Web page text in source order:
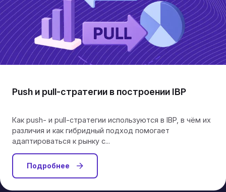
Push и pull-стратегии в построении IBP
Как push- и pull-стратегии используются в IBP, в чём их
различия и как гибридный подход помогает
адаптироваться к рынку с...
Подробнее